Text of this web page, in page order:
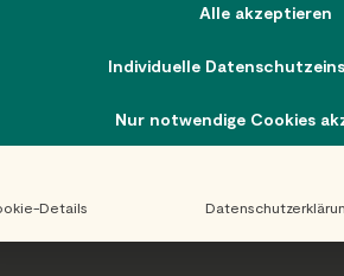
Alle akzeptieren
Individuelle
Nur notwendige Cookies
Details